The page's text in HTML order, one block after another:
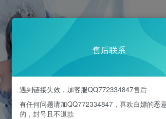
售后联系
遇到链接失效，加客服QQ772334847售后
有任何问题请加QQ772334847，喜欢白嫖的恶
的，封号且不退款